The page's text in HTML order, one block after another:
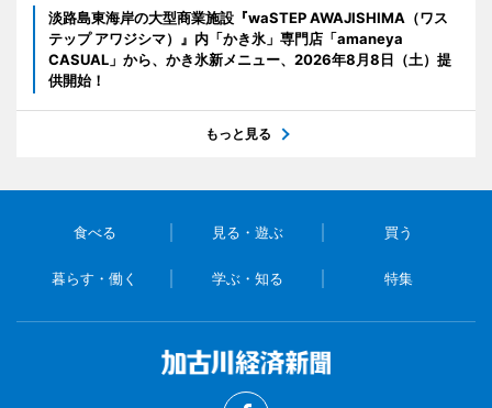
淡路島東海岸の大型商業施設『waSTEP AWAJISHIMA（ワス
テップ アワジシマ）』内「かき氷」専門店「amaneya
CASUAL」から、かき氷新メニュー、2026年8月8日（土）提
供開始！
もっと見る
食べる 見る・遊ぶ 買う
暮らす・働く 学ぶ・知る 特集